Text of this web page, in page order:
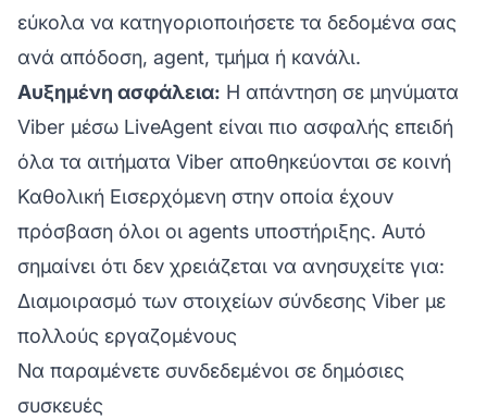
εύκολα να κατηγοριοποιήσετε τα δεδομένα σας
ανά απόδοση, agent, τμήμα ή κανάλι.
Αυξημένη ασφάλεια: Η απάντηση σε μηνύματα
Viber μέσω LiveAgent είναι πιο ασφαλής επειδή
όλα τα αιτήματα Viber αποθηκεύονται σε κοινή
Καθολική Εισερχόμενη στην οποία έχουν
πρόσβαση όλοι οι agents υποστήριξης. Αυτό
σημαίνει ότι δεν χρειάζεται να ανησυχείτε για:
Διαμοιρασμό των στοιχείων σύνδεσης Viber με
πολλούς εργαζομένους
Να παραμένετε συνδεδεμένοι σε δημόσιες
συσκευές